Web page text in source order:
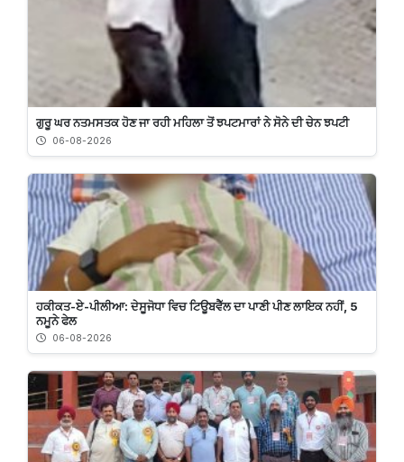
ਗੁਰੂ ਘਰ ਨਤਮਸਤਕ ਹੋਣ ਜਾ ਰਹੀ ਮਹਿਲਾ ਤੋਂ ਝਪਟਮਾਰਾਂ ਨੇ ਸੋਨੇ ਦੀ ਚੇਨ ਝਪਟੀ
06-08-2026
ਹਕੀਕਤ-ਏ-ਪੀਲੀਆ: ਦੇਸੂਜੋਧਾ ਵਿਚ ਟਿਊਬਵੈੱਲ ਦਾ ਪਾਣੀ ਪੀਣ ਲਾਇਕ ਨਹੀਂ, 5
ਨਮੂਨੇ ਫੇਲ
06-08-2026